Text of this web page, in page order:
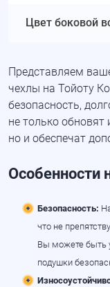
Цвет боковой
Представляем
чехлы на Тойоту
безопасность,
не только
но и обеспечат
Особенности
Безопасность:
что не
Вы можете быть
подушки